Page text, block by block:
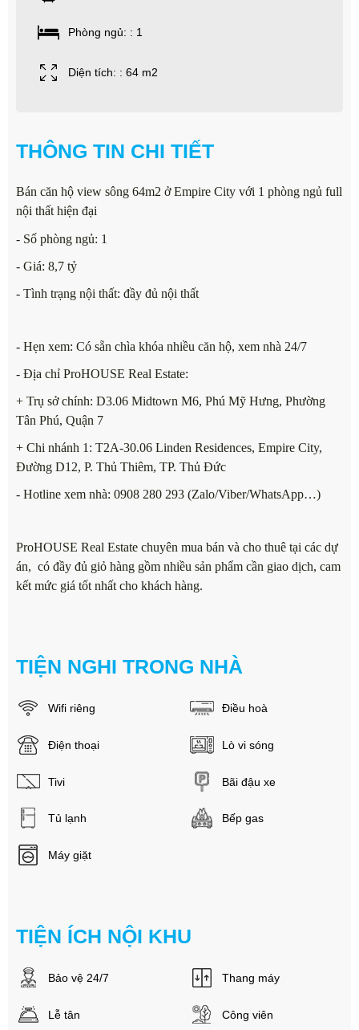
Phòng ngủ: : 1
Diện tích: : 64 m2
THÔNG TIN CHI TIẾT
Bán căn hộ view sông 64m2 ở Empire City với 1 phòng ngủ full
nội thất hiện đại
- Số phòng ngủ: 1
- Giá: 8,7 tỷ
- Tình trạng nội thất: đầy đủ nội thất
- Hẹn xem: Có sẵn chìa khóa nhiều căn hộ, xem nhà 24/7
- Địa chỉ ProHOUSE Real Estate:
+ Trụ sở chính: D3.06 Midtown M6, Phú Mỹ Hưng, Phường
Tân Phú, Quận 7
+ Chi nhánh 1: T2A-30.06 Linden Residences, Empire City,
Đường D12, P. Thủ Thiêm, TP. Thủ Đức
- Hotline xem nhà: 0908 280 293 (Zalo/Viber/WhatsApp…)
ProHOUSE Real Estate chuyên mua bán và cho thuê tại các dự
án, có đầy đủ giỏ hàng gồm nhiều sản phẩm cần giao dịch, cam
kết mức giá tốt nhất cho khách hàng.
TIỆN NGHI TRONG NHÀ
Wifi riêng Điều hoà
Điện thoại Lò vi sóng
Tivi Bãi đậu xe
Tủ lạnh Bếp gas
Máy giặt
TIỆN ÍCH NỘI KHU
Bảo vệ 24/7 Thang máy
Lễ tân Công viên